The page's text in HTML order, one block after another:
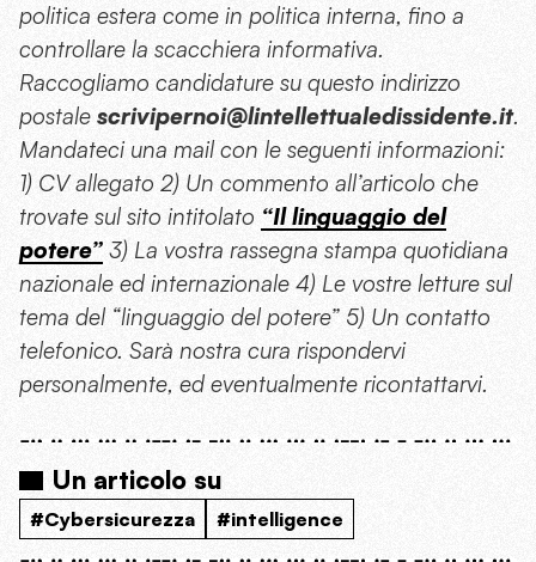
politica estera come in politica interna, fino a
controllare la scacchiera informativa.
Raccogliamo candidature su questo indirizzo
postale scrivipernoi@lintellettualedissidente.it.
Mandateci una mail con le seguenti informazioni:
1) CV allegato 2) Un commento all’articolo che
trovate sul sito intitolato “Il linguaggio del
potere” 3) La vostra rassegna stampa quotidiana
nazionale ed internazionale 4) Le vostre letture sul
tema del “linguaggio del potere” 5) Un contatto
telefonico. Sarà nostra cura rispondervi
personalmente, ed eventualmente ricontattarvi.
Un articolo su
#Cybersicurezza #intelligence